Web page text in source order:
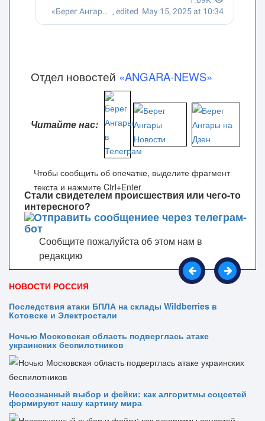
Отдел новостей «ANGARA-NEWS»
Читайте нас:
Стали свидетелем происшествия или чего-то
интересного?
Сообщите пожалуйста об этом нам в
редакцию
Чтобы сообщить об опечатке, выделите фрагмент
текста и нажмите Ctrl+Enter
НОВОСТИ РОССИЯ
Последствия атаки БПЛА на склады Wildberries в
Котовске и Электростали
Ночью Московская область подверглась атаке
украинских беспилотников
Неосознанный выбор и фейки: как алгоритмы соцсетей
формируют нашу картину мира